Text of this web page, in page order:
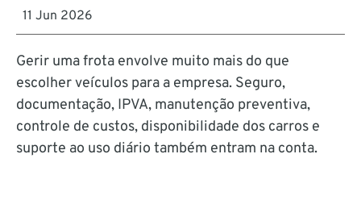
11 Jun 2026
Gerir uma frota envolve muito mais do que
escolher veículos para a empresa. Seguro,
documentação, IPVA, manutenção preventiva,
controle de custos, disponibilidade dos carros e
suporte ao uso diário também entram na conta.